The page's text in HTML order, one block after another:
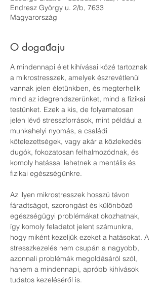
Endresz György u. 2/b, 7633
Magyarország
O događaju
A mindennapi élet kihívásai közé tartoznak
a mikrostresszek, amelyek észrevétlenül
vannak jelen életünkben, és megterhelik
mind az idegrendszerünket, mind a fizikai
testünket. Ezek a kis, de folyamatosan
jelen lévő stresszforrások, mint például a
munkahelyi nyomás, a családi
kötelezettségek, vagy akár a közlekedési
dugók, fokozatosan felhalmozódnak, és
komoly hatással lehetnek a mentális és
fizikai egészségünkre.
Az ilyen mikrostresszek hosszú távon
fáradtságot, szorongást és különböző
egészségügyi problémákat okozhatnak,
így komoly feladatot jelent számunkra,
hogy miként kezeljük ezeket a hatásokat. A
stresszkezelés nem csupán a nagyobb,
azonnali problémák megoldásáról szól,
hanem a mindennapi, apróbb kihívások
tudatos kezeléséről is.